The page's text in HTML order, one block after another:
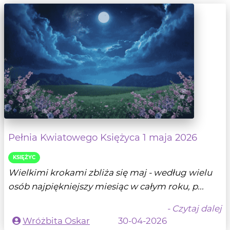
Pełnia Kwiatowego Księżyca 1 maja 2026
KSIĘŻYC
Wielkimi krokami zbliża się maj - według wielu
osób najpiękniejszy miesiąc w całym roku, p...
- Czytaj dalej
Wróżbita Oskar
30-04-2026